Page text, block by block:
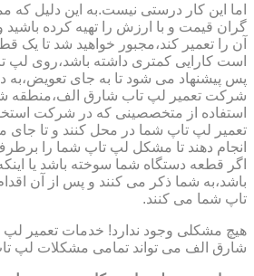
اما این کار درستی نیست.به این دلیل
گران قیمت و با ارزش را تهیه کرده باشید
آن را تعمیر کند،مجبور خواهید شد تا
است کارایی کمتری داشته باشد،روی لپ
پس پیشنهاد می شود تا به جای تعویض،به
شرکت تعمیر لپ تاب شارق الف،منطقه
استفاده از متخصصینی که در شرکت
تعمیر لپ تاپ شما در محل کنند و تا جای
انجام دهند تا مشکل لپ تاپ شما را
اگر قطعه دستگاه شما سوخته باشد یا
باشد،به شما ذکر می کنند و پس از آن
تاپ شما می کنند.
هیچ مشکلی وجود ندارد! خدمات تعمیر
شارق الف می تواند تمامی مشکلات لپ